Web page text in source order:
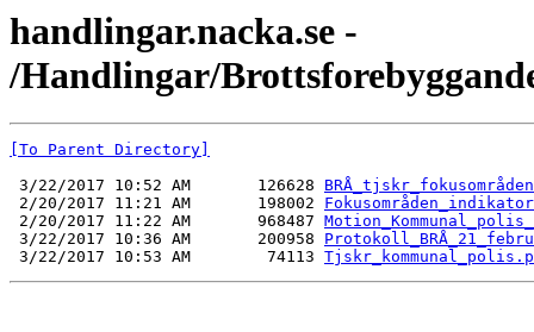
handlingar.nacka.se -
/Handlingar/
[To Parent Directory]
3/22/2017 10:52 AM       126628
2/20/2017 11:21 AM       198002
2/20/2017 11:22 AM       968487
3/22/2017 10:36 AM       200958
3/22/2017 10:53 AM        74113